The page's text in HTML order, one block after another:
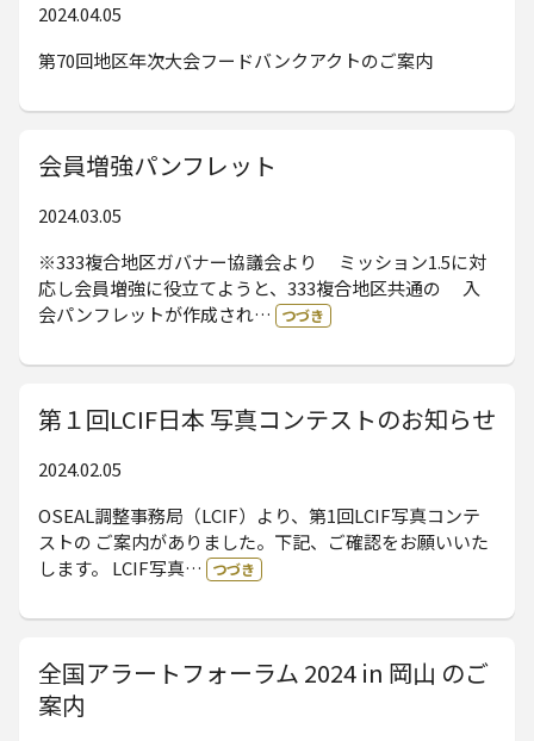
2024.04.05
第70回地区年次大会フードバンクアクトのご案内
会員増強パンフレット
2024.03.05
※333複合地区ガバナー協議会より ミッション1.5に対
応し会員増強に役立てようと、333複合地区共通の 入
会パンフレットが作成され…
つづき
第１回LCIF日本 写真コンテストのお知らせ
2024.02.05
OSEAL調整事務局（LCIF）より、第1回LCIF写真コンテ
ストの ご案内がありました。下記、ご確認をお願いいた
します。 LCIF写真…
つづき
全国アラートフォーラム 2024 in 岡山 のご
案内